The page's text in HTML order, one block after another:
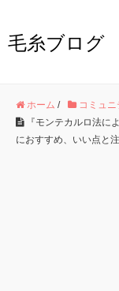
毛糸ブログ
ホーム / コミュニ
『モンテカルロ法に
におすすめ、いい点と